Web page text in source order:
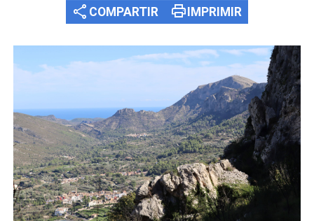
share COMPARTIR printIMPRIMIR